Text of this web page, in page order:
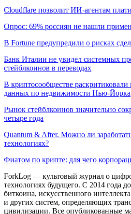
Cloudflare позволит ИИ-агентам
Опрос: 69% россиян не нашли
В Fortune предупредили о рисках
Банк Италии не увидел системных
стейблкоинов в переводах
В криптосообществе
данных по недвижимости Нью-Йорка
Рынок стейблкоинов значительно
четыре года
Quantum & After. Можно ли
технологиях?
Фиатом по крипте: для чего
ForkLog — культовый журнал о
технологиях будущего. С 2014 года
биткоина, искусственного
и других систем, определяющих
цивилизации. Все опубликованные